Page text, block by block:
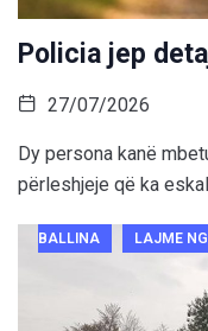
Policia jep
27/07/2026
Dy persona kanë
përleshjeje që ka
BALLINA LAJME